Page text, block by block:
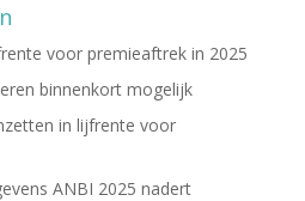
voor premieaftrek in 2025
binnenkort mogelijk
in lijfrente voor
ANBI 2025 nadert